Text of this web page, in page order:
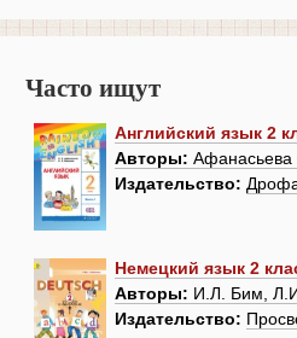
Часто ищут
Английский язык 2
Авторы:
Издательство:
Немецкий язык 2
Авторы: И.Л. Бим,
Издательство: